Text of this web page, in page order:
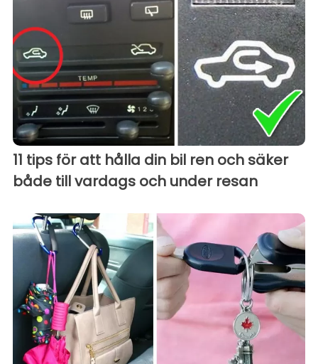
11 tips för att hålla din bil ren och säker
både till vardags och under resan